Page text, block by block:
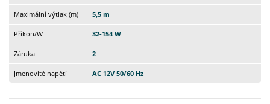
Maximální výtlak (m) 5,5 m
Příkon/W 32-154 W
Záruka 2
Jmenovité napětí AC 12V 50/60 Hz